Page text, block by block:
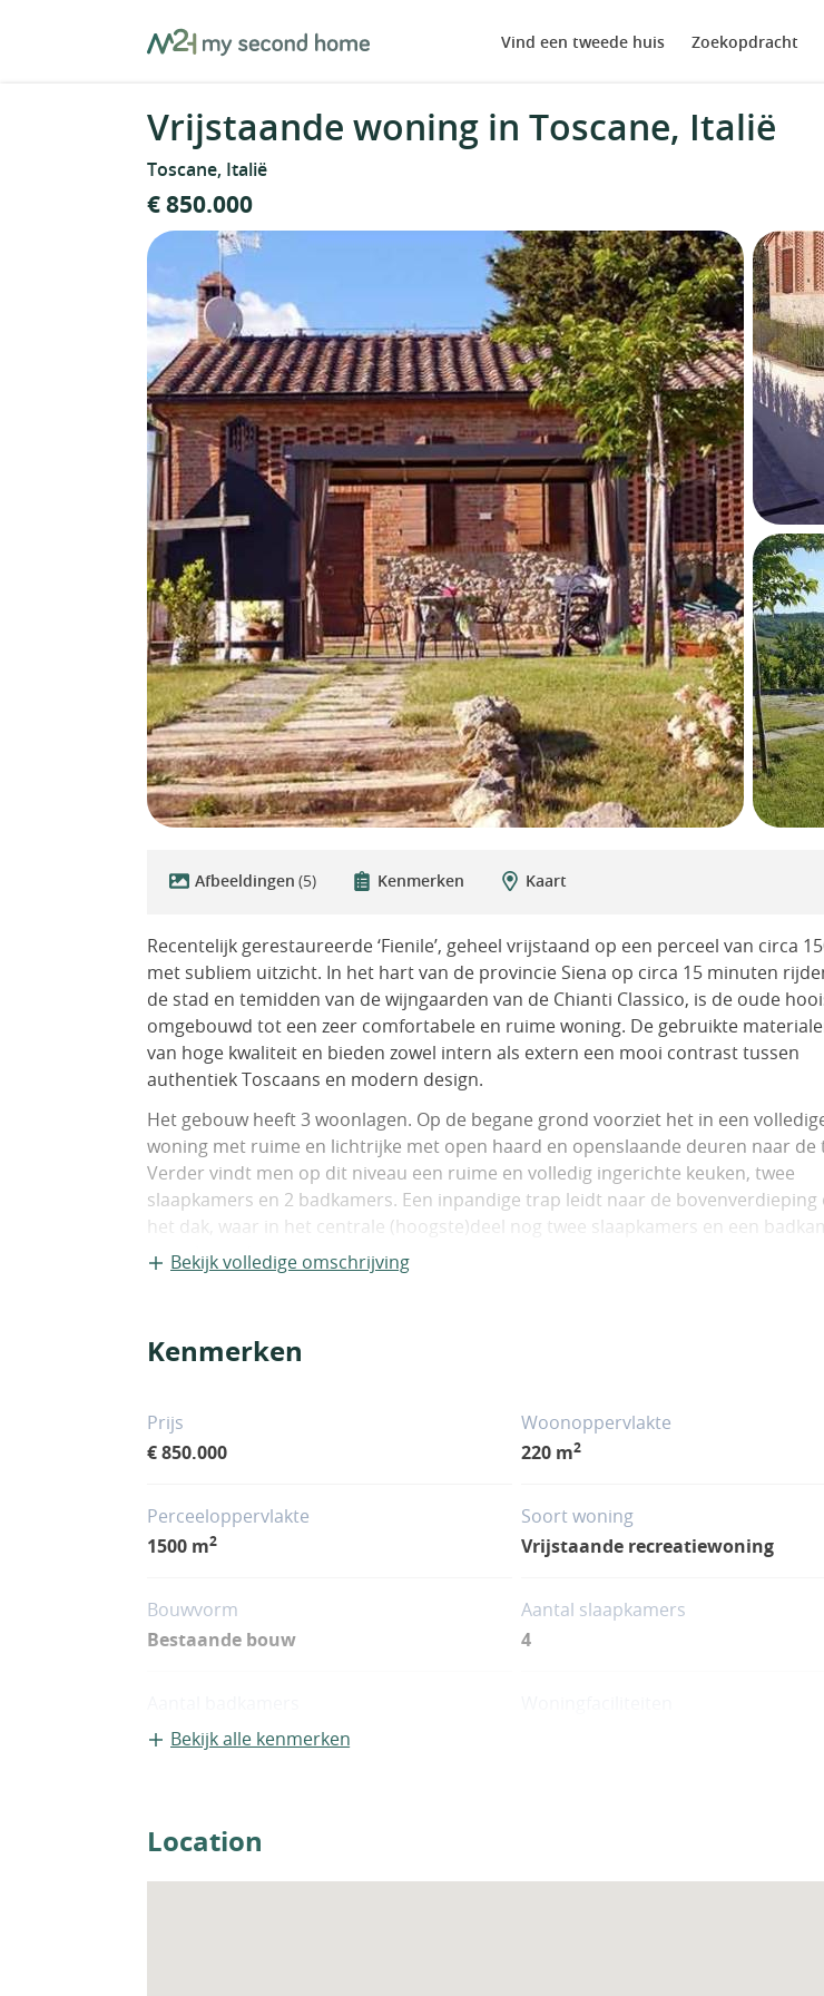
MySecondHome Vind een tweede huis Zoekopdracht
Vrijstaande woning in Toscane, Italië
Toscane, Italië
€ 850.000
Afbeeldingen (5) Kenmerken Kaart
Recentelijk gerestaureerde ‘Fienile’, geheel vrijstaand op een perceel van circa
met subliem uitzicht. In het hart van de provincie Siena op circa 15 minuten
de stad en temidden van de wijngaarden van de Chianti Classico, is de oude
omgebouwd tot een zeer comfortabele en ruime woning. De gebruikte
van hoge kwaliteit en bieden zowel intern als extern een mooi contrast tussen
authentiek Toscaans en modern design.
Het gebouw heeft 3 woonlagen. Op de begane grond voorziet het in een
woning met ruime en lichtrijke met open haard en openslaande deuren naar de
Verder vindt men op dit niveau een ruime en volledig ingerichte keuken, twee
slaapkamers en 2 badkamers. Een inpandige trap leidt naar de bovenverdieping
het dak, waar in het centrale (hoogste)deel nog twee slaapkamers en een
gerealiseerd.
is ingericht als living zodat er mede door de aanwezigheid van een badkamer er
Bekijk volledige omschrijving
Kenmerken
Prijs
€ 850.000
Woonoppervlakte
220 m2
Perceeloppervlakte
1500 m2
Soort woning
Vrijstaande recreatiewoning
Bouwvorm
Bestaande bouw
Aantal slaapkamers
4
4 Bekijk alle kenmerken
Location